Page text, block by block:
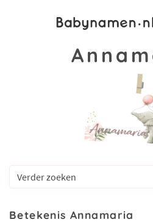
Betekenis Annamaria